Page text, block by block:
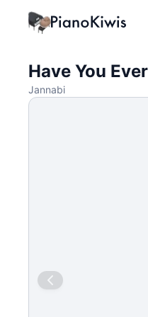
Have You
Jannabi